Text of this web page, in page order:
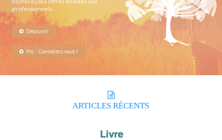
professionnels.
Découvrir
Pro : Connectez-vous !
ARTICLES RÉCENTS